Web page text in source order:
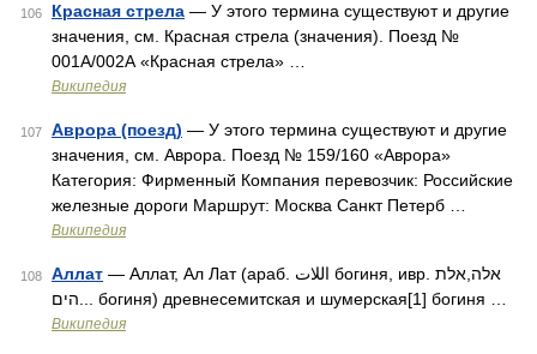
106 Красная стрела — У этого термина существуют и другие
значения, см. Красная стрела (значения). Поезд №
001А/002А «Красная стрела» …
Википедия
107 Аврора (поезд) — У этого термина существуют и другие
значения, см. Аврора. Поезд № 159/160 «Аврора»
Категория: Фирменный Компания перевозчик: Российские
железные дороги Маршрут: Москва Санкт Петерб …
Википедия
108 Аллат — Аллат, Ал Лат (араб. اللات‎‎ богиня, ивр. אלה,אלת
הים...‎ богиня) древнесемитская и шумерская[1] богиня …
Википедия